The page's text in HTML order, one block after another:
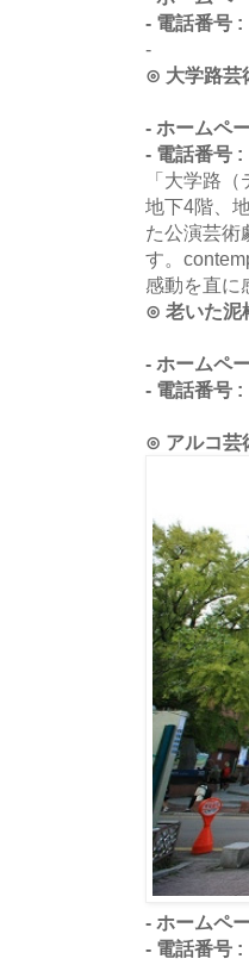
- 電話番号 :
-
⊙ 大学路芸
- ホームペ
- 電話番号 :
「大学路
地下4階、
た公演芸術
す。
感動を直に
⊙ 老いた泥
- ホームペ
- 電話番号 :
⊙ アルコ芸
- ホームペ
- 電話番号 :